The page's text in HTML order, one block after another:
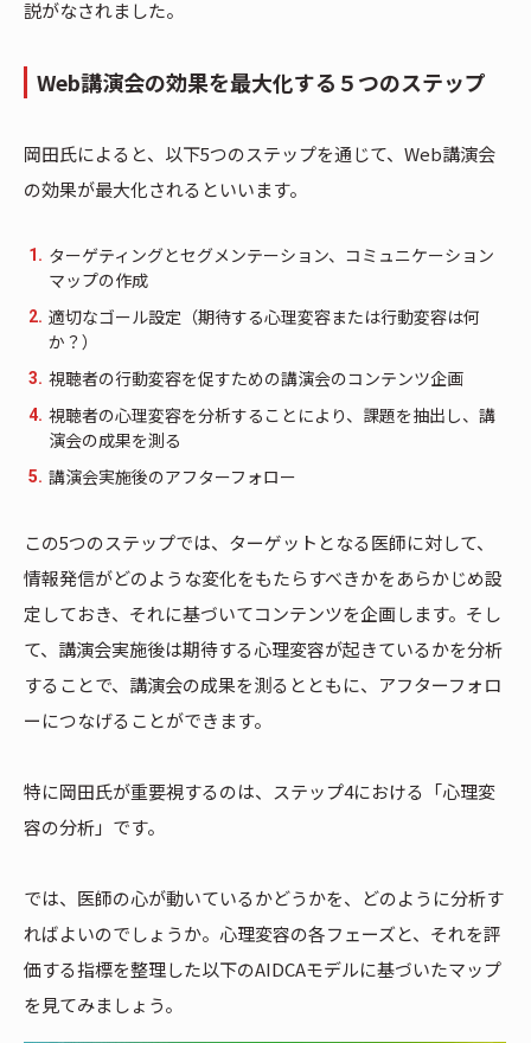
説がなされました。
Web講演会の効果を最大化する５つのステップ
岡田氏によると、以下5つのステップを通じて、Web講演会
の効果が最大化されるといいます。
ターゲティングとセグメンテーション、コミュニケーション
マップの作成
適切なゴール設定（期待する心理変容または行動変容は何
か？）
視聴者の行動変容を促すための講演会のコンテンツ企画
視聴者の心理変容を分析することにより、課題を抽出し、講
演会の成果を測る
講演会実施後のアフターフォロー
この5つのステップでは、ターゲットとなる医師に対して、
情報発信がどのような変化をもたらすべきかをあらかじめ設
定しておき、それに基づいてコンテンツを企画します。そし
て、講演会実施後は期待する心理変容が起きているかを分析
することで、講演会の成果を測るとともに、アフターフォロ
ーにつなげることができます。
特に岡田氏が重要視するのは、ステップ4における「心理変
容の分析」です。
では、医師の心が動いているかどうかを、どのように分析す
ればよいのでしょうか。心理変容の各フェーズと、それを評
価する指標を整理した以下のAIDCAモデルに基づいたマップ
を見てみましょう。